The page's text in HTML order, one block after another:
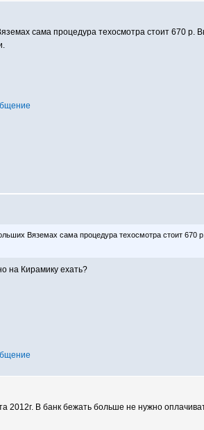
сама процедура техосмотра стоит 670 р.
Вяземах сама процедура техосмотра стоит 670
на Кирамику ехать?
2012г. В банк бежать больше не нужно